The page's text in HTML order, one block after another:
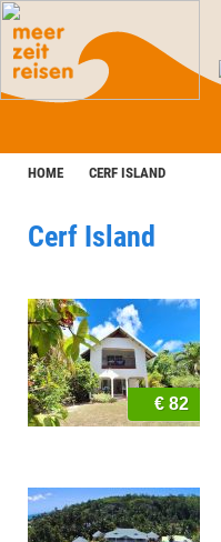
HOME CERF ISLAND
Cerf Island
€ 82